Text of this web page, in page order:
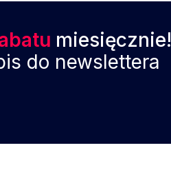
miesięcznie!
do newslettera